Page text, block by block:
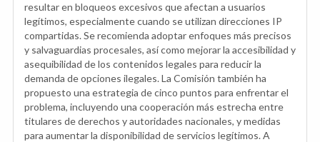
resultar en bloqueos excesivos que afectan a usuarios
legítimos, especialmente cuando se utilizan direcciones IP
compartidas. Se recomienda adoptar enfoques más precisos
y salvaguardias procesales, así como mejorar la accesibilidad y
asequibilidad de los contenidos legales para reducir la
demanda de opciones ilegales. La Comisión también ha
propuesto una estrategia de cinco puntos para enfrentar el
problema, incluyendo una cooperación más estrecha entre
titulares de derechos y autoridades nacionales, y medidas
para aumentar la disponibilidad de servicios legítimos. A